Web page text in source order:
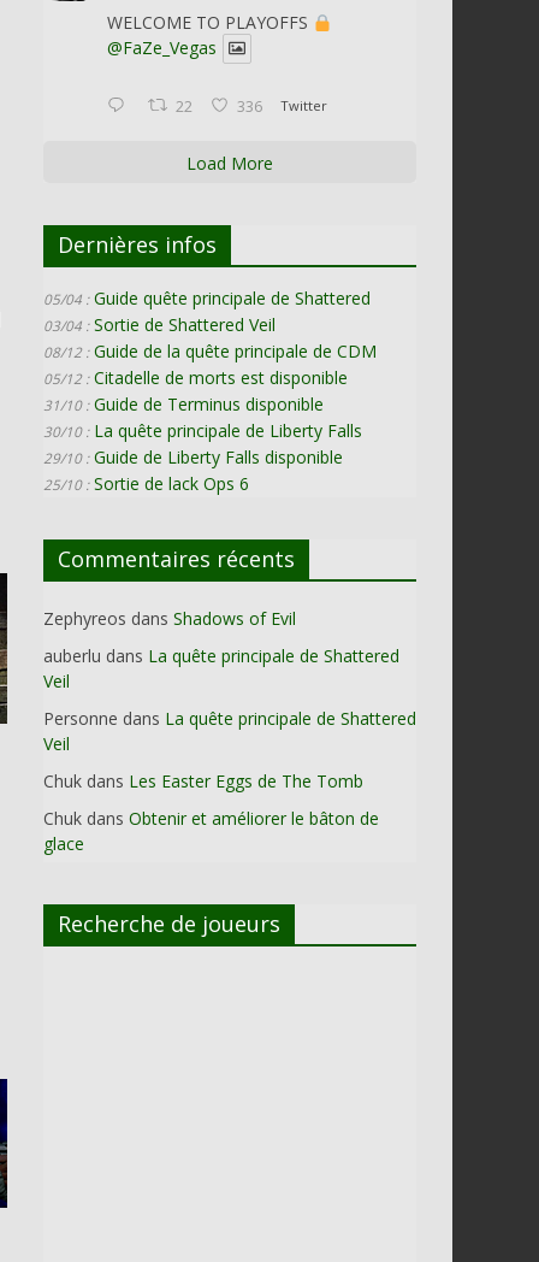
WELCOME TO PLAYOFFS
@FaZe_Vegas
22 336 Twitter
Load More
Dernières infos
05/04 : Guide quête principale de Shattered
03/04 : Sortie de Shattered Veil
08/12 : Guide de la quête principale de CDM
05/12 : Citadelle de morts est disponible
31/10 : Guide de Terminus disponible
30/10 : La quête principale de Liberty Falls
29/10 : Guide de Liberty Falls disponible
25/10 : Sortie de lack Ops 6
Commentaires récents
Zephyreos dans Shadows of Evil
auberlu dans La quête principale de Shattered
Veil
Personne dans La quête principale de Shattered
Veil
Chuk dans Les Easter Eggs de The Tomb
Chuk dans Obtenir et améliorer le bâton de
glace
Recherche de joueurs